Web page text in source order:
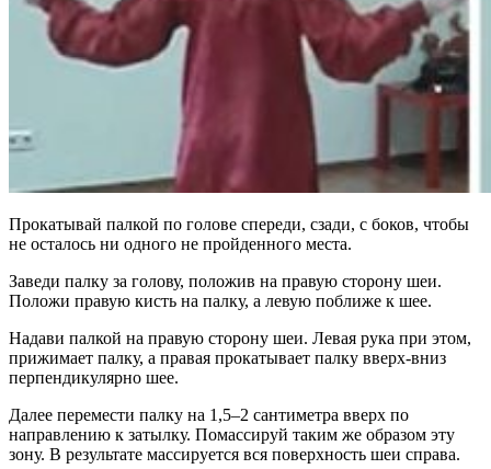
Прокатывай палкой по голове спереди, сзади, с боков, чтобы
не осталось ни одного не пройденного места.
Заведи палку за голову, положив на правую сторону шеи.
Положи правую кисть на палку, а левую поближе к шее.
Надави палкой на правую сторону шеи. Левая рука при этом,
прижимает палку, а правая прокатывает палку вверх-вниз
перпендикулярно шее.
Далее перемести палку на 1,5–2 сантиметра вверх по
направлению к затылку. Помассируй таким же образом эту
зону. В результате массируется вся поверхность шеи справа.